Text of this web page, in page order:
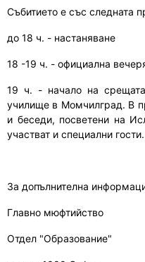
Събитието е със следната
до 18 ч. - настаняване
18 -19 ч. - официална
19 ч. - начало на
училище в Момчилград. В
и беседи, посветени на
участват и специални гости.
За допълнителна
Главно мюфтийство
Отдел "Образование"